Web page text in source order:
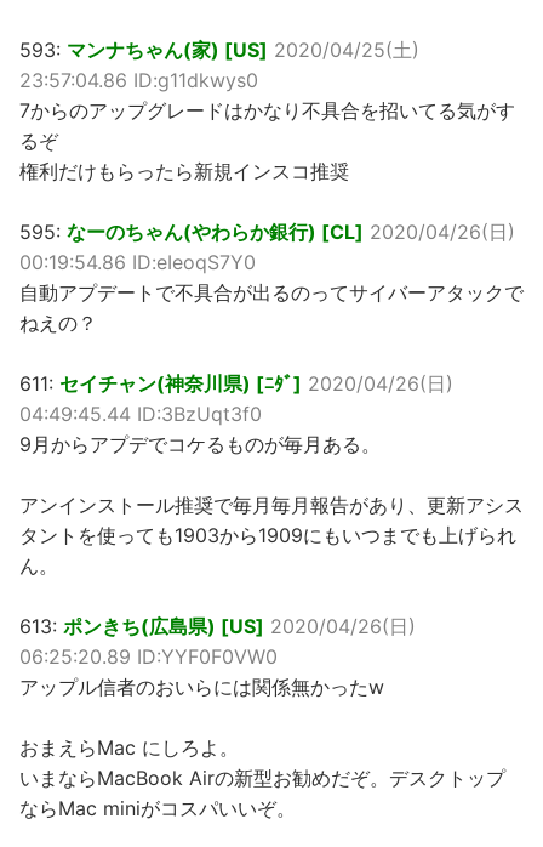
593: マンナちゃん(家) [US] 2020/04/25(土)
23:57:04.86 ID:g11dkwys0
7からのアップグレードはかなり不具合を招いてる気がす
るぞ
権利だけもらったら新規インスコ推奨
595: なーのちゃん(やわらか銀行) [CL] 2020/04/26(日)
00:19:54.86 ID:eIeoqS7Y0
自動アプデートで不具合が出るのってサイバーアタックで
ねえの？
611: セイチャン(神奈川県) [ﾆﾀﾞ] 2020/04/26(日)
04:49:45.44 ID:3BzUqt3f0
9月からアプデでコケるものが毎月ある。
アンインストール推奨で毎月毎月報告があり、更新アシス
タントを使っても1903から1909にもいつまでも上げられ
ん。
613: ポンきち(広島県) [US] 2020/04/26(日)
06:25:20.89 ID:YYF0F0VW0
アップル信者のおいらには関係無かったw
おまえらMac にしろよ。
いまならMacBook Airの新型お勧めだぞ。デスクトップ
ならMac miniがコスパいいぞ。